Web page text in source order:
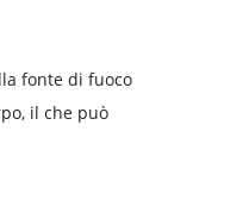
fonte di fuoco
il che può